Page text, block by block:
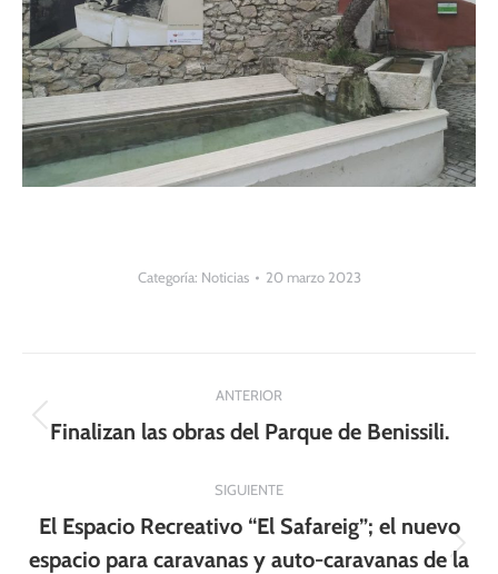
Categoría: Noticias 20 marzo 2023
entre
publicaciones
ANTERIOR
Publicación
Finalizan las obras del Parque de Benissili.
SIGUIENTE
Publicación
El Espacio Recreativo “El Safareig”; el nuevo
espacio para caravanas y auto-caravanas de la